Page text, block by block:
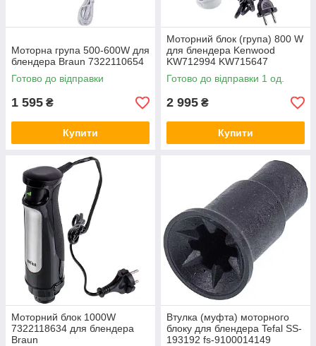
Моторна група 500-600W для
блендера Braun 7322110654
Готово до відправки
1 595 ₴
Купити
Моторний блок (група) 800 W
для блендера Kenwood
KW712994 KW715647
Готово до відправки 1 од.
2 995 ₴
Купити
Моторний блок 1000W
7322118634 для блендера
Braun
Втулка (муфта) моторного
блоку для блендера Tefal SS-
193192 fs-9100014149